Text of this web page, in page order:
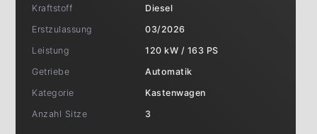
Kraftstoff
Diesel
Erstzulassung
03/2026
Leistung
120 kW / 163 PS
Getriebe
Automatik
Kategorie
Kastenwagen
Anzahl Sitze
3